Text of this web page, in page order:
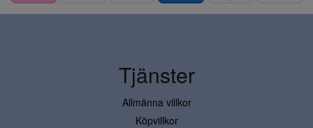
Tjänster
Allmänna villkor
Köpvillkor